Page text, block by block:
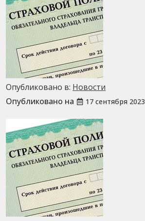
Опубликовано в: Новости
Опубликовано на
17 сентября 2023